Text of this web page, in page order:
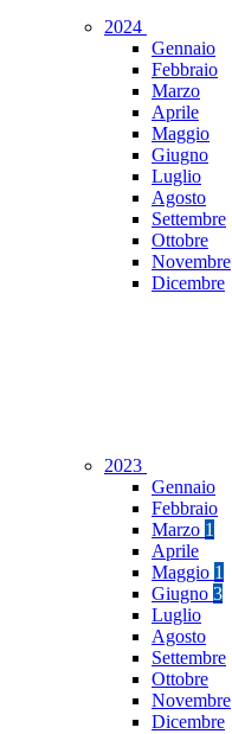
2024
Gennaio
Febbraio
Marzo
Aprile
Maggio
Giugno
Luglio
Agosto
Settembre
Ottobre
Novembre
Dicembre
2023
Gennaio
Febbraio
Marzo 1
Aprile
Maggio 1
Giugno 3
Luglio
Agosto
Settembre
Ottobre
Novembre
Dicembre